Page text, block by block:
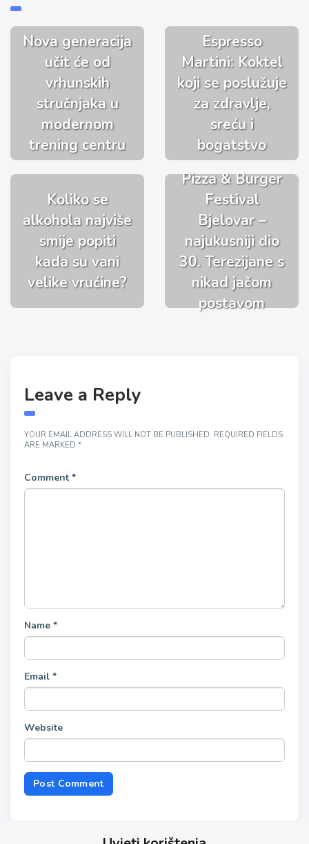
Nova generacija
učit će od
vrhunskih
stručnjaka u
modernom
trening centru
Espresso
Martini: Koktel
koji se poslužuje
za zdravlje,
sreću i
bogatstvo
Koliko se
alkohola najviše
smije popiti
kada su vani
velike vrućine?
Pizza & Burger
Festival
Bjelovar –
najukusniji dio
30. Terezijane s
nikad jačom
postavom
Leave a Reply
YOUR EMAIL ADDRESS WILL NOT BE PUBLISHED. REQUIRED FIELDS
ARE MARKED *
Comment *
Name *
Email *
Website